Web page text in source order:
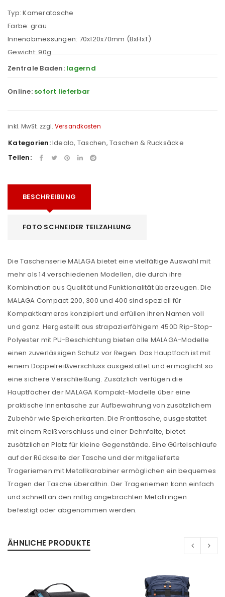
Typ: Kameratasche
Farbe: grau
Innenabmessungen: 70x120x70mm (BxHxT)
Gewicht: 90g
Zentrale Baden: lagernd
Online: sofort lieferbar
inkl. MwSt. zzgl. Versandkosten
Kategorien:Idealo, Taschen, Taschen & Rucksäcke
Teilen:
BESCHREIBUNG
FOTO SCHNEIDER TEILZAHLUNG
Die Taschenserie MALAGA bietet eine vielfältige Auswahl mit
mehr als 14 verschiedenen Modellen, die durch ihre
Kombination aus Qualität und Funktionalität überzeugen. Die
MALAGA Compact 200, 300 und 400 sind speziell für
Kompaktkameras konzipiert und erfüllen ihren Namen voll
und ganz. Hergestellt aus strapazierfähigem 450D Rip-Stop-
Polyester mit PU-Beschichtung bieten alle MALAGA-Modelle
einen zuverlässigen Schutz vor Regen. Das Hauptfach ist mit
einem Doppelreißverschluss ausgestattet und ermöglicht so
eine sichere Verschließung. Zusätzlich verfügen die
Hauptfächer der MALAGA Kompakt-Modelle über eine
praktische Innentasche zur Aufbewahrung von zusätzlichem
Zubehör wie Speicherkarten. Die Fronttasche, ausgestattet
mit einem Reißverschluss und einer Dehnfalte, bietet
zusätzlichen Platz für kleine Gegenstände. Eine Gürtelschlaufe
auf der Rückseite der Tasche und der mitgelieferte
Trageriemen mit Metallkarabiner ermöglichen ein bequemes
Tragen der Tasche überallhin. Der Trageriemen kann einfach
und schnell an den mittig angebrachten Metallringen
befestigt oder abgenommen werden.
ÄHNLICHE PRODUKTE